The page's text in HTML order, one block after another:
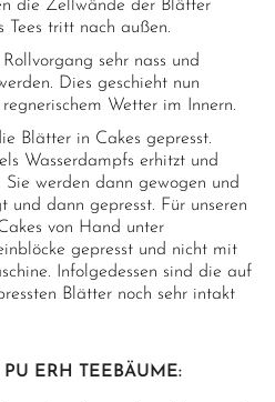
die Zellwände der Blätter
tritt nach außen.
sehr nass und
Dies geschieht nun
Wetter im Innern.
Blätter in Cakes gepresst.
Wasserdampfs erhitzt und
werden dann gewogen und
und dann gepresst. Für unseren
von Hand unter
gepresst und nicht mit
Infolgedessen sind die auf
Blätter noch sehr intakt
ERH TEEBÄUME: